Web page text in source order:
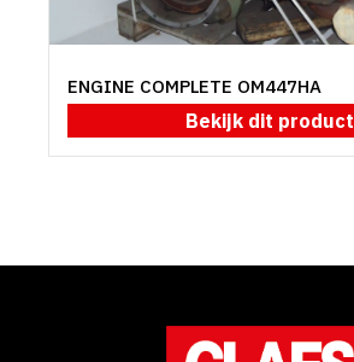
ENGINE COMPLETE OM447HA
Bekijk dit product